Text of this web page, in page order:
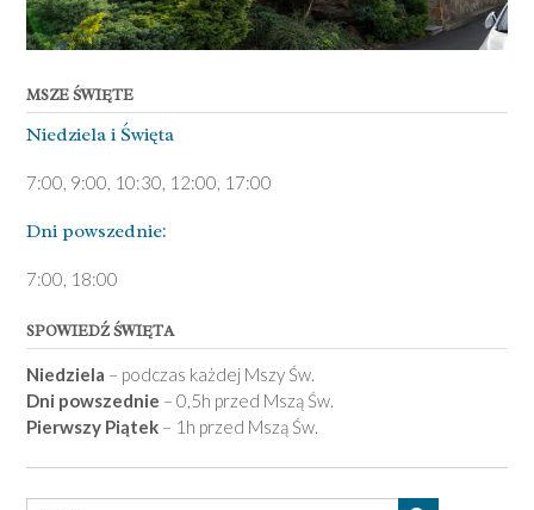
MSZE ŚWIĘTE
Niedziela ­i Święta
7:00, 9:00, 10:30, 12:00, 17:00
Dni pows­zednie:
7­:00, 18:00­
SPOWIEDŹ ŚWIĘTA
Niedziela – podczas każdej Mszy Św.
Dni powszednie – 0,5h przed Mszą Św.
Pierwszy Piątek – 1h przed Mszą Św.